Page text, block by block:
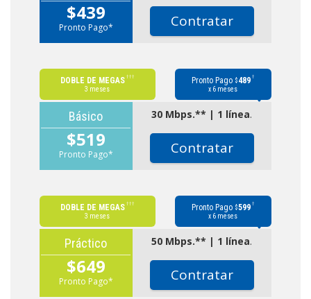
$439
Pronto Pago* Contratar
DOBLE DE MEGAS †††
3 meses
Pronto Pago $ 489 †
x 6 meses
Básico
$519
Pronto Pago*
30 Mbps.** | 1 línea.
Contratar
DOBLE DE MEGAS †††
3 meses
Pronto Pago $599 †
x 6 meses
Práctico
$649
Pronto Pago*
50 Mbps.** | 1 línea.
Contratar